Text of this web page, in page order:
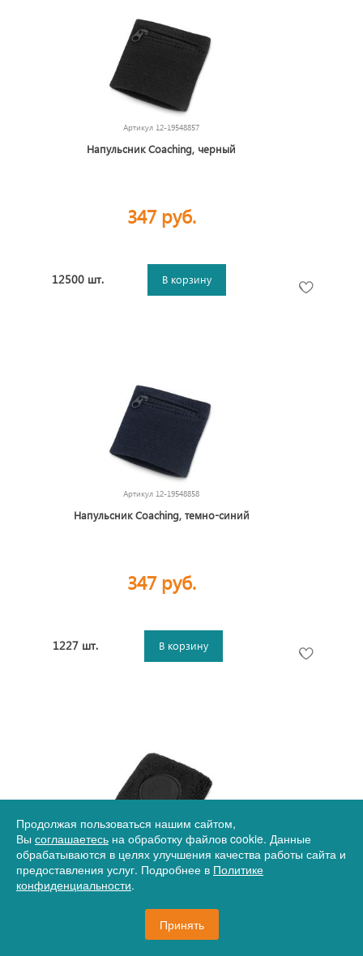
Артикул 12-19548857
Напульсник Coaching, черный
347 руб.
12500 шт. В корзину
Артикул 12-19548858
Напульсник Coaching, темно-синий
347 руб.
1227 шт. В корзину
Артикул12-19547390
Напульсник Hyper, черный
303,83 руб.
Продолжая пользоваться нашим сайтом,
Вы соглашаетесь на обработку файлов cookie. Данные
обрабатываются в целях улучшения качества работы сайта и
предоставления услуг. Подробнее в Политике
конфиденциальности.
Принять